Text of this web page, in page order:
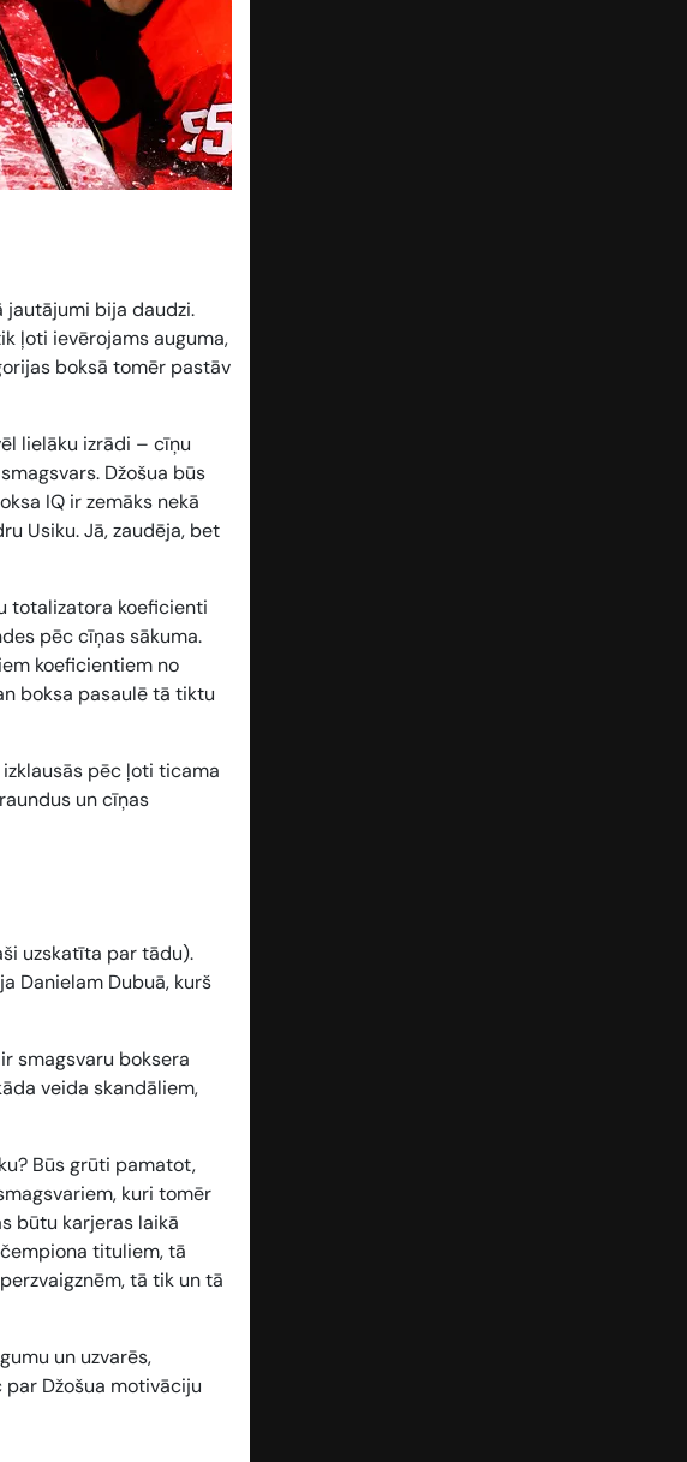
jautājumi bija daudzi.
ļoti ievērojams auguma,
boksā tomēr pastāv
lielāku izrādi – cīņu
Džošua būs
IQ ir zemāks nekā
Usiku. Jā, zaudēja, bet
totalizatora koeficienti
pēc cīņas sākuma.
koeficientiem no
boksa pasaulē tā tiktu
pēc ļoti ticama
un cīņas
uzskatīta par tādu).
Danielam Dubuā, kurš
smagsvaru boksera
veida skandāliem,
Būs grūti pamatot,
kuri tomēr
būtu karjeras laikā
tituliem, tā
tā tik un tā
un uzvarēs,
Džošua motivāciju